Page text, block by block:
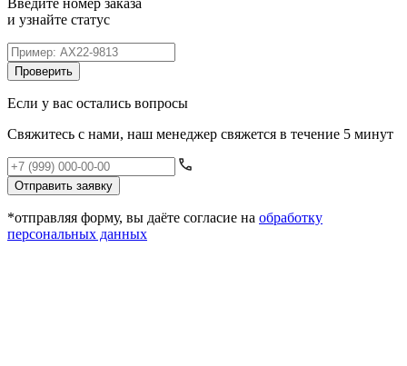
и узнайте статус
Проверить
Если у вас остались вопросы
Свяжитесь с нами, наш менеджер свяжется в течение 5 минут
Отправить заявку
*отправляя форму, вы даёте согласие на обработку
персональных данных